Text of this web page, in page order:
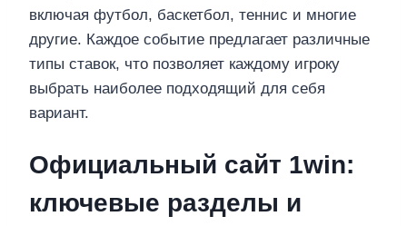
включая футбол, баскетбол, теннис и многие
другие. Каждое событие предлагает различные
типы ставок, что позволяет каждому игроку
выбрать наиболее подходящий для себя
вариант.
Официальный сайт 1win:
ключевые разделы и